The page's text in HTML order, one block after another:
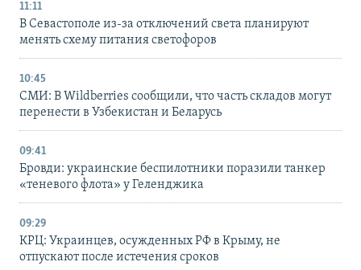
11:11
В Севастополе из-за отключений света планируют
менять схему питания светофоров
10:45
СМИ: В Wildberries сообщили, что часть складов могут
перенести в Узбекистан и Беларусь
09:41
Бровди: украинские беспилотники поразили танкер
«теневого флота» у Геленджика
09:29
КРЦ: Украинцев, осужденных РФ в Крыму, не
отпускают после истечения сроков